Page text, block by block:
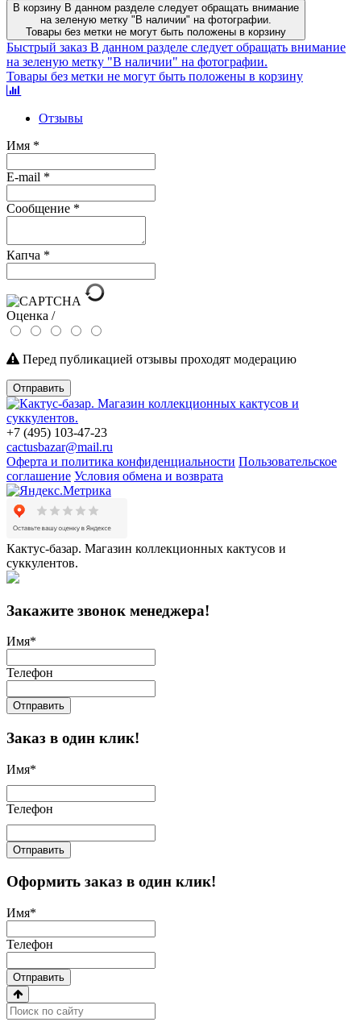
В корзину В данном разделе следует обращать внимание
на зеленую метку "В наличии" на фотографии.
Товары без метки не могут быть положены в корзину
Быстрый заказ В данном разделе следует обращать внимание
на зеленую метку "В наличии" на фотографии.
Товары без метки не могут быть положены в корзину
Отзывы
Имя *
E-mail *
Сообщение *
Капча *
Оценка /
Перед публикацией отзывы проходят модерацию
Отправить
+7 (495) 103-47-23
cactusbazar@mail.ru
Оферта и политика конфиденциальности Пользовательское
соглашение Условия обмена и возврата
Кактус-базар. Магазин коллекционных кактусов и
суккулентов.
Закажите звонок менеджера!
Имя*
Телефон
Отправить
Заказ в один клик!
Имя*
Телефон
Отправить
Оформить заказ в один клик!
Имя*
Телефон
Отправить